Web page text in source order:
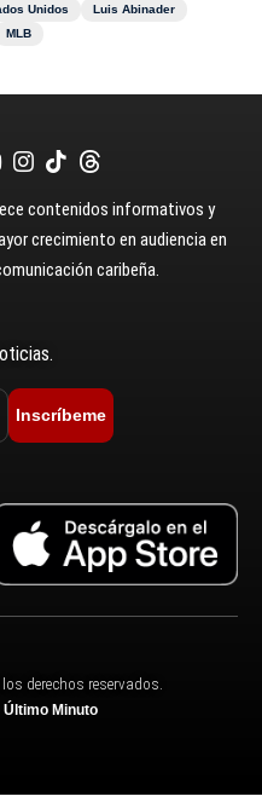
Unidos
Luis Abinader
MLB
contenidos informativos y
crecimiento en audiencia en
caribeña.
Inscríbeme
derechos reservados.
Minuto